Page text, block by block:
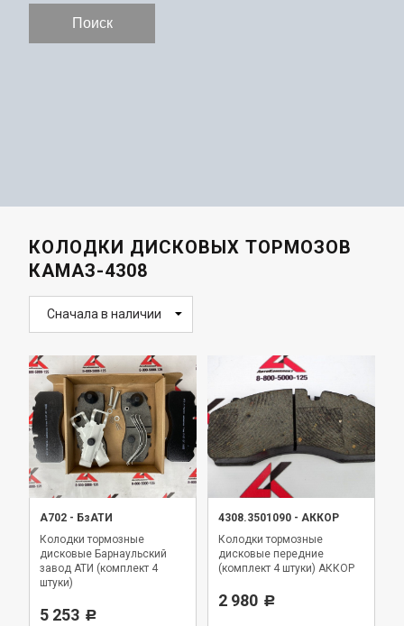
Поиск
КОЛОДКИ ДИСКОВЫХ ТОРМОЗОВ
КАМАЗ-4308
Сначала в наличии
А702 - БзАТИ
Колодки тормозные
дисковые Барнаульский
завод АТИ (комплект 4
штуки)
5 253 Р
4308.3501090 - АККОР
Колодки тормозные
дисковые передние
(комплект 4 штуки) АККОР
2 980 Р